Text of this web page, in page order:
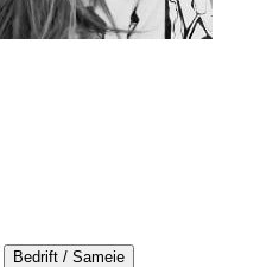
Bedrift / Sameie